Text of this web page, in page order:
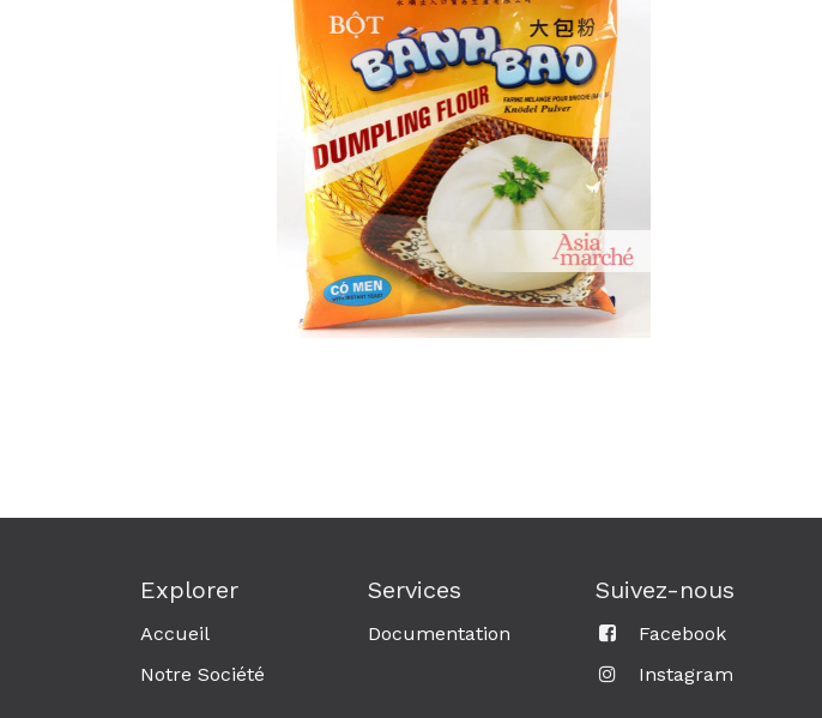
Explorer
Accueil
Notre Société
Services
Documentation
Suivez-nous
Facebook
Instagram